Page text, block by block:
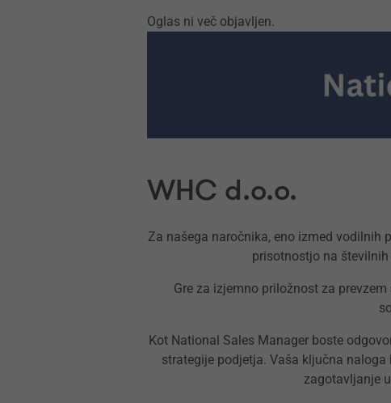
Oglas ni več objavljen.
WHC d.o.o.
Za našega naročnika, eno izmed
prisotnostjo na
Gre za izjemno priložnost za
Kot National Sales Manager boste
strategije podjetja. Vaša ključna
zagotavljanje